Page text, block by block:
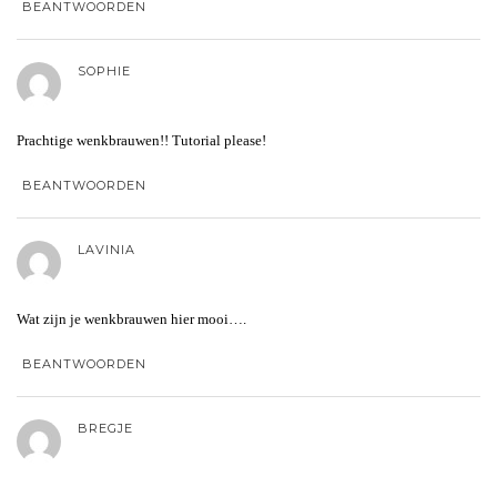
BEANTWOORDEN
SOPHIE
Prachtige wenkbrauwen!! Tutorial please!
BEANTWOORDEN
LAVINIA
Wat zijn je wenkbrauwen hier mooi….
BEANTWOORDEN
BREGJE